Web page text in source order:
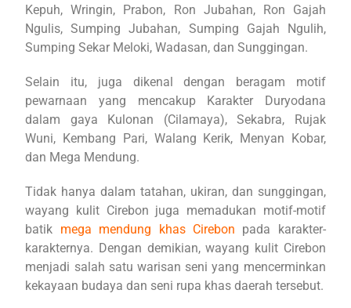
Kepuh, Wringin, Prabon, Ron Jubahan, Ron Gajah
Ngulis, Sumping Jubahan, Sumping Gajah Ngulih,
Sumping Sekar Meloki, Wadasan, dan Sunggingan.
Selain itu, juga dikenal dengan beragam motif
pewarnaan yang mencakup Karakter Duryodana
dalam gaya Kulonan (Cilamaya), Sekabra, Rujak
Wuni, Kembang Pari, Walang Kerik, Menyan Kobar,
dan Mega Mendung.
Tidak hanya dalam tatahan, ukiran, dan sunggingan,
wayang kulit Cirebon juga memadukan motif-motif
batik mega mendung khas Cirebon pada karakter-
karakternya. Dengan demikian, wayang kulit Cirebon
menjadi salah satu warisan seni yang mencerminkan
kekayaan budaya dan seni rupa khas daerah tersebut.